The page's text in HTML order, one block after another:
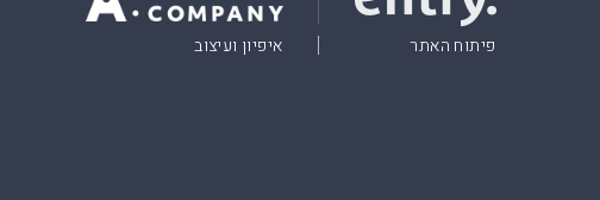
פיתוח האתר איפיון ועיצוב